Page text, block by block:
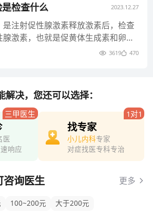
检查什么 2023.12.27
注射促性腺激素释放激素后，检查
激素，也就是促黄体生成素和卵泡
水平。
3619 470
决，您还可以选择：
三甲医生
医
响应
1对1
找专家
小儿内科专家
对症找医专科专治
咨询医生 更多
100~200元 大于200元